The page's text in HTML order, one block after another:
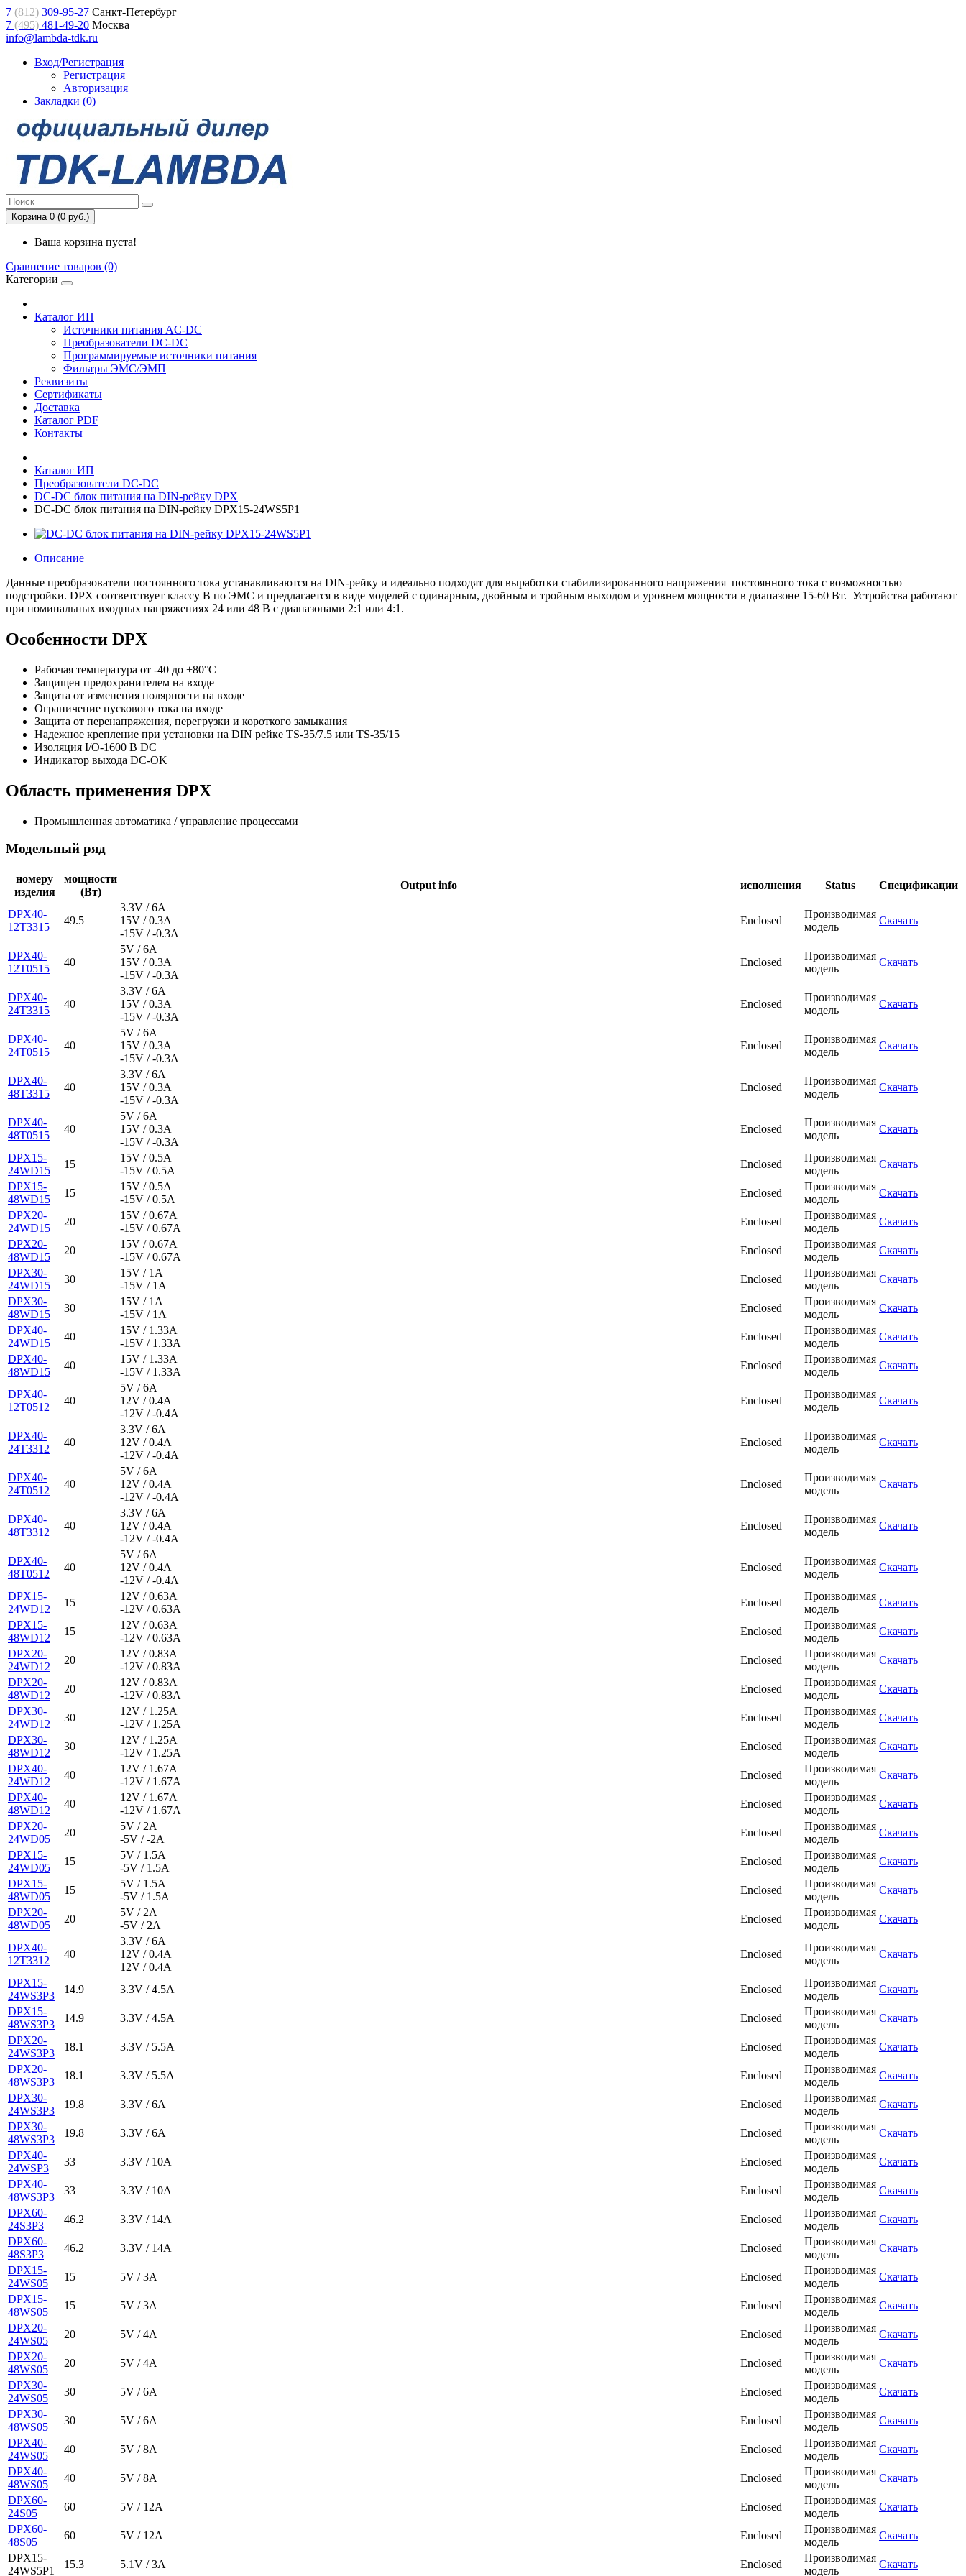
7 (812) 309-95-27 Санкт-Петербург
7 (495) 481-49-20 Москва
info@lambda-tdk.ru
Вход/Регистрация
Регистрация
Авторизация
Закладки (0)
Корзина 0 (0 руб.)
Ваша корзина пуста!
Сравнение товаров (0)
Категории
Каталог ИП
Источники питания AC-DC
Преобразователи DC-DC
Программируемые источники питания
Фильтры ЭМС/ЭМП
Реквизиты
Сертификаты
Доставка
Каталог PDF
Контакты
Каталог ИП
Преобразователи DC-DC
DC-DС блок питания на DIN-рейку DPX
DC-DС блок питания на DIN-рейку DPX15-24WS5P1
Описание
Данные преобразователи постоянного тока устанавливаются на DIN-рейку и идеально подходят для выработки стабилизированного напряжения постоянного тока с возможностью
подстройки. DPX соответствует классу В по ЭМС и предлагается в виде моделей с одинарным, двойным и тройным выходом и уровнем мощности в диапазоне 15-60 Вт. Устройства работают
при номинальных входных напряжениях 24 или 48 В с диапазонами 2:1 или 4:1.
Особенности DPX
Рабочая температура от -40 до +80°C
Защищен предохранителем на входе
Защита от изменения полярности на входе
Ограничение пускового тока на входе
Защита от перенапряжения, перегрузки и короткого замыкания
Надежное крепление при установки на DIN рейке TS-35/7.5 или TS-35/15
Изоляция I/O-1600 В DC
Индикатор выхода DC-OK
Область применения DPX
Промышленная автоматика / управление процессами
Модельный ряд
номеру
изделия
мощности
(Вт)
Output info исполнения Status Спецификации
DPX40-
12T3315
49.5
3.3V / 6A
15V / 0.3A
-15V / -0.3A
Enclosed
Производимая
модель
Скачать
DPX40-
12T0515
40
5V / 6A
15V / 0.3A
-15V / -0.3A
Enclosed
Производимая
модель
Скачать
DPX40-
24T3315
40
3.3V / 6A
15V / 0.3A
-15V / -0.3A
Enclosed
Производимая
модель
Скачать
DPX40-
24T0515
40
5V / 6A
15V / 0.3A
-15V / -0.3A
Enclosed
Производимая
модель
Скачать
DPX40-
48T3315
40
3.3V / 6A
15V / 0.3A
-15V / -0.3A
Enclosed
Производимая
модель
Скачать
DPX40-
48T0515
40
5V / 6A
15V / 0.3A
-15V / -0.3A
Enclosed
Производимая
модель
Скачать
DPX15-
24WD15
15
15V / 0.5A
-15V / 0.5A
Enclosed
Производимая
модель
Скачать
DPX15-
48WD15
15
15V / 0.5A
-15V / 0.5A
Enclosed
Производимая
модель
Скачать
DPX20-
24WD15
20
15V / 0.67A
-15V / 0.67A
Enclosed
Производимая
модель
Скачать
DPX20-
48WD15
20
15V / 0.67A
-15V / 0.67A
Enclosed
Производимая
модель
Скачать
DPX30-
24WD15
30
15V / 1A
-15V / 1A
Enclosed
Производимая
модель
Скачать
DPX30-
48WD15
30
15V / 1A
-15V / 1A
Enclosed
Производимая
модель
Скачать
DPX40-
24WD15
40
15V / 1.33A
-15V / 1.33A
Enclosed
Производимая
модель
Скачать
DPX40-
48WD15
40
15V / 1.33A
-15V / 1.33A
Enclosed
Производимая
модель
Скачать
DPX40-
12T0512
40
5V / 6A
12V / 0.4A
-12V / -0.4A
Enclosed
Производимая
модель
Скачать
DPX40-
24T3312
40
3.3V / 6A
12V / 0.4A
-12V / -0.4A
Enclosed
Производимая
модель
Скачать
DPX40-
24T0512
40
5V / 6A
12V / 0.4A
-12V / -0.4A
Enclosed
Производимая
модель
Скачать
DPX40-
48T3312
40
3.3V / 6A
12V / 0.4A
-12V / -0.4A
Enclosed
Производимая
модель
Скачать
DPX40-
48T0512
40
5V / 6A
12V / 0.4A
-12V / -0.4A
Enclosed
Производимая
модель
Скачать
DPX15-
24WD12
15
12V / 0.63A
-12V / 0.63A
Enclosed
Производимая
модель
Скачать
DPX15-
48WD12
15
12V / 0.63A
-12V / 0.63A
Enclosed
Производимая
модель
Скачать
DPX20-
24WD12
20
12V / 0.83A
-12V / 0.83A
Enclosed
Производимая
модель
Скачать
DPX20-
48WD12
20
12V / 0.83A
-12V / 0.83A
Enclosed
Производимая
модель
Скачать
DPX30-
24WD12
30
12V / 1.25A
-12V / 1.25A
Enclosed
Производимая
модель
Скачать
DPX30-
48WD12
30
12V / 1.25A
-12V / 1.25A
Enclosed
Производимая
модель
Скачать
DPX40-
24WD12
40
12V / 1.67A
-12V / 1.67A
Enclosed
Производимая
модель
Скачать
DPX40-
48WD12
40
12V / 1.67A
-12V / 1.67A
Enclosed
Производимая
модель
Скачать
DPX20-
24WD05
20
5V / 2A
-5V / -2A
Enclosed
Производимая
модель
Скачать
DPX15-
24WD05
15
5V / 1.5A
-5V / 1.5A
Enclosed
Производимая
модель
Скачать
DPX15-
48WD05
15
5V / 1.5A
-5V / 1.5A
Enclosed
Производимая
модель
Скачать
DPX20-
48WD05
20
5V / 2A
-5V / 2A
Enclosed
Производимая
модель
Скачать
DPX40-
12T3312
40
3.3V / 6A
12V / 0.4A
12V / 0.4A
Enclosed
Производимая
модель
Скачать
DPX15-
24WS3P3
14.9 3.3V / 4.5A Enclosed
Производимая
модель
Скачать
DPX15-
48WS3P3
14.9 3.3V / 4.5A Enclosed
Производимая
модель
Скачать
DPX20-
24WS3P3
18.1 3.3V / 5.5A Enclosed
Производимая
модель
Скачать
DPX20-
48WS3P3
18.1 3.3V / 5.5A Enclosed
Производимая
модель
Скачать
DPX30-
24WS3P3
19.8 3.3V / 6A Enclosed
Производимая
модель
Скачать
DPX30-
48WS3P3
19.8 3.3V / 6A Enclosed
Производимая
модель
Скачать
DPX40-
24WSP3
33 3.3V / 10A Enclosed
Производимая
модель
Скачать
DPX40-
48WS3P3
33 3.3V / 10A Enclosed
Производимая
модель
Скачать
DPX60-
24S3P3
46.2 3.3V / 14A Enclosed
Производимая
модель
Скачать
DPX60-
48S3P3
46.2 3.3V / 14A Enclosed
Производимая
модель
Скачать
DPX15-
24WS05
15 5V / 3A Enclosed
Производимая
модель
Скачать
DPX15-
48WS05
15 5V / 3A Enclosed
Производимая
модель
Скачать
DPX20-
24WS05
20 5V / 4A Enclosed
Производимая
модель
Скачать
DPX20-
48WS05
20 5V / 4A Enclosed
Производимая
модель
Скачать
DPX30-
24WS05
30 5V / 6A Enclosed
Производимая
модель
Скачать
DPX30-
48WS05
30 5V / 6A Enclosed
Производимая
модель
Скачать
DPX40-
24WS05
40 5V / 8A Enclosed
Производимая
модель
Скачать
DPX40-
48WS05
40 5V / 8A Enclosed
Производимая
модель
Скачать
DPX60-
24S05
60 5V / 12A Enclosed
Производимая
модель
Скачать
DPX60-
48S05
60 5V / 12A Enclosed
Производимая
модель
Скачать
DPX15-
24WS5P1
15.3 5.1V / 3A Enclosed
Производимая
модель
Скачать